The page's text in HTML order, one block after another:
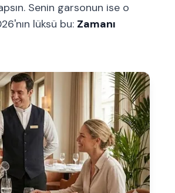
Senin garsonun ise o
lüksü bu: Zamanı